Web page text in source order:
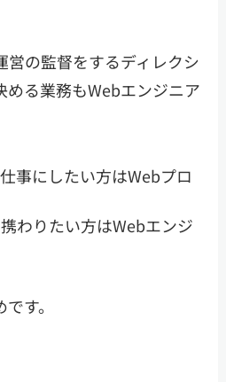
営の監督をするディレクシ
める業務もWebエンジニア
事にしたい方はWebプロ
わりたい方はWebエンジ
す。